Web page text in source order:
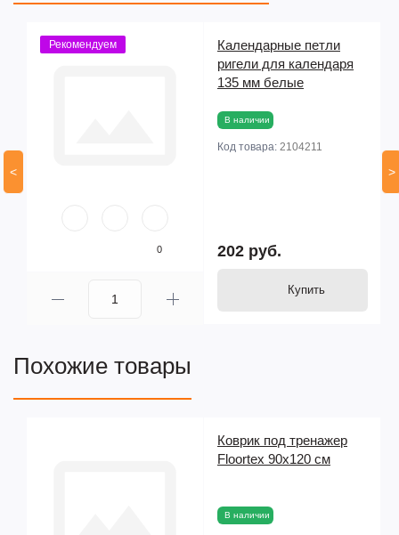
<
Рекомендуем
0
Календарные петли
ригели для календаря
135 мм белые
В наличии
Код товара: 2104211
202 руб.
Купить
>
Похожие товары
Коврик под тренажер
Floortex 90х120 см
В наличии